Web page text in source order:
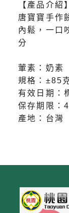
【產品介紹】
唐寶寶手作
內鬆，一口
分
葷素：奶素
規格：±85
有效日期：
保存期限：
產地：台灣